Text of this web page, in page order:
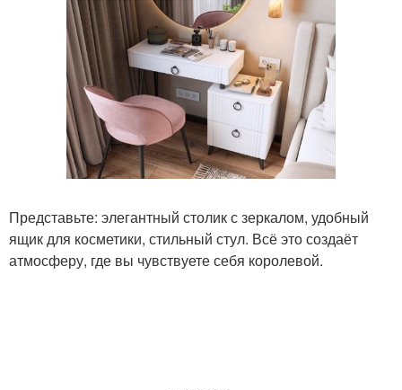
Представьте: элегантный столик с зеркалом, удобный
ящик для косметики, стильный стул. Всё это создаёт
атмосферу, где вы чувствуете себя королевой.